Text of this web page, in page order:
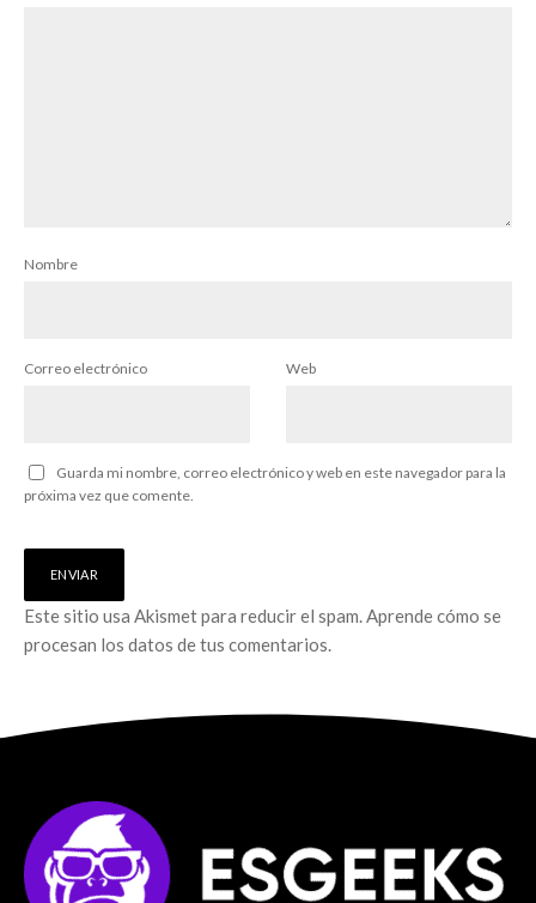
Nombre
Correo electrónico Web
Guarda mi nombre, correo electrónico y web en este navegador para la
próxima vez que comente.
Este sitio usa Akismet para reducir el spam.Aprende cómo se
procesan los datos de tus comentarios.